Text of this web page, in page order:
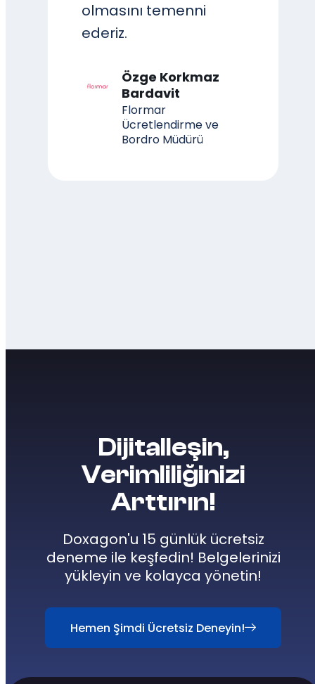
olmasını temenni
ederiz.
Özge Korkmaz
Bardavit
Flormar
Ücretlendirme ve
Bordro Müdürü
Dijitalleşin,
Verimliliğinizi
Arttırın!
Doxagon'u 15 günlük ücretsiz
deneme ile keşfedin! Belgelerinizi
yükleyin ve kolayca yönetin!
Hemen Şimdi Ücretsiz Deneyin!